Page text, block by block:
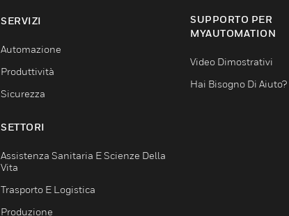
SERVIZI
Automazione
Produttività
Sicurezza
SETTORI
Assistenza Sanitaria E Scienze Della
Vita
Trasporto E Logistica
Produzione
SUPPORTO PER
MYAUTOMATION
Video Dimostrativi
Hai Bisogno Di Aiuto?